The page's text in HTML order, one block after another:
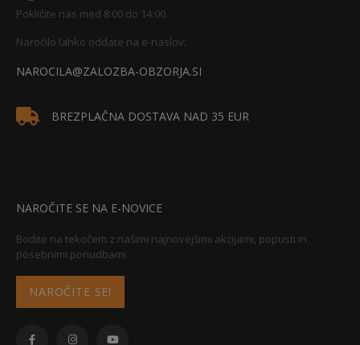
Pokličite nas med 8:00 do 14:00.
Naročilo lahko oddate na e-naslov:
NAROCILA@ZALOZBA-OBZORJA.SI
BREZPLAČNA DOSTAVA NAD 35 EUR
NAROČITE SE NA E-NOVICE
Bodite na tekočem z našimi najnovejšimi akcijami, popusti in
posebnimi ponudbami.
NAROČITE SE!